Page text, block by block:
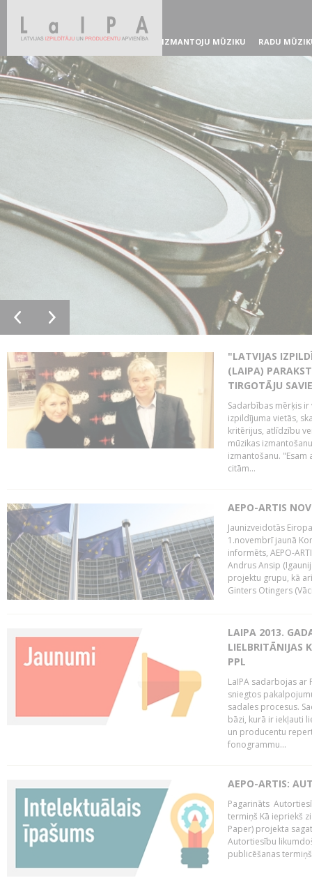
IZMANTOJU MŪZIKU RADU
"LATVIJAS
(LAIPA)
TIRGOTĀJU
Sadarbības mērķis
izpildījuma vietās,
kritērijus, atlīdzību
mūzikas
izmantošanu.
citām...
AEPO-ARTIS
Jaunizveidotās
1.novembrī jaunā
informēts, AEPO-
Andrus Ansip
projektu grupu, kā
Ginters Otingers
LAIPA 2013.
LIELBRITĀNIJAS
PPL
LaIPA sadarbojas
sniegtos
sadales procesus.
bāzi, kurā ir iekļauti
un producentu
fonogrammu...
AEPO-ARTIS:
Pagarināts
termiņš Kā iepriekš
Paper) projekta
Autortiesību
publicēšanas